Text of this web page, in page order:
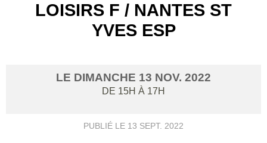
LOISIRS F / NANTES ST
YVES ESP
LE DIMANCHE 13 NOV. 2022
DE 15H À 17H
PUBLIÉ LE 13 SEPT. 2022